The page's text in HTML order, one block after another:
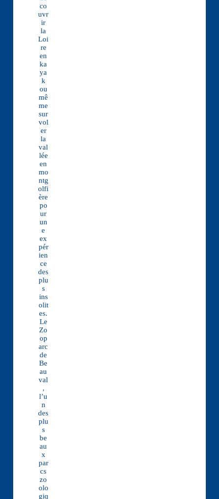
co
uvr
ir
la
Loi
re
en
ka
ya
k
ou
mê
me
sur
vol
er
la
val
lée
en
mo
ntg
olfi
ère
po
ur
un
e
ex
pér
ien
ce
des
plu
s
ins
olit
es.
Le
Zo
op
arc
de
Be
au
val
,
l’u
n
des
plu
s
be
au
x
par
cs
zo
olo
giq